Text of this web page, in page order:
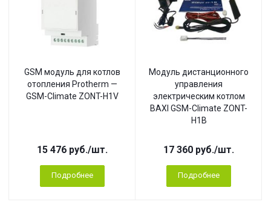
GSM модуль для котлов
отопления Protherm —
GSM-Climate ZONT-H1V
15 476 руб./шт.
Подробнее
Модуль дистанционного
управления
электрическим котлом
BAXI GSM-Climate ZONT-
H1B
17 360 руб./шт.
Подробнее